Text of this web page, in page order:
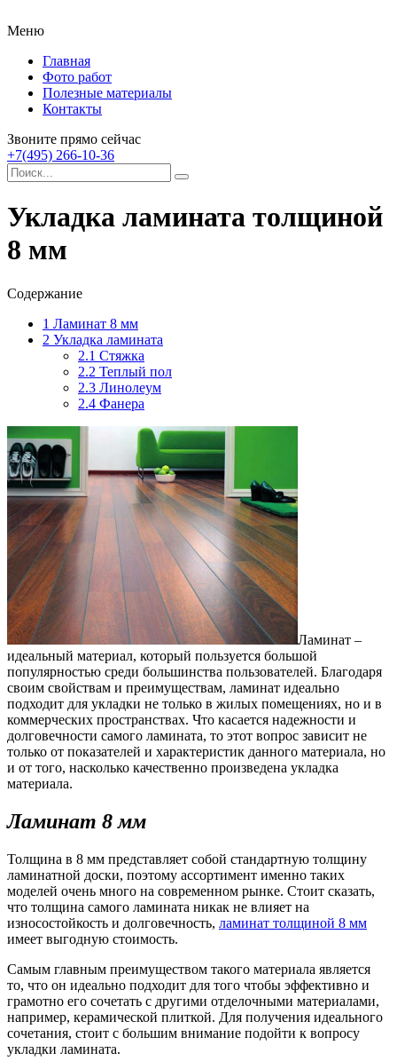
Меню
Главная
Фото работ
Полезные материалы
Контакты
Звоните прямо сейчас
+7(495) 266-10-36
Укладка ламината толщиной
8 мм
Содержание
1 Ламинат 8 мм
2 Укладка ламината
2.1 Стяжка
2.2 Теплый пол
2.3 Линолеум
2.4 Фанера
Ламинат –
идеальный материал, который пользуется большой
популярностью среди большинства пользователей. Благодаря
своим свойствам и преимуществам, ламинат идеально
подходит для укладки не только в жилых помещениях, но и в
коммерческих пространствах. Что касается надежности и
долговечности самого ламината, то этот вопрос зависит не
только от показателей и характеристик данного материала, но
и от того, насколько качественно произведена укладка
материала.
Ламинат 8 мм
Толщина в 8 мм представляет собой стандартную толщину
ламинатной доски, поэтому ассортимент именно таких
моделей очень много на современном рынке. Стоит сказать,
что толщина самого ламината никак не влияет на
износостойкость и долговечность, ламинат толщиной 8 мм
имеет выгодную стоимость.
Самым главным преимуществом такого материала является
то, что он идеально подходит для того чтобы эффективно и
грамотно его сочетать с другими отделочными материалами,
например, керамической плиткой. Для получения идеального
сочетания, стоит с большим внимание подойти к вопросу
укладки ламината.